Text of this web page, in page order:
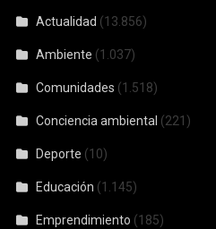
Actualidad (13.856)
Ambiente (1.037)
Comunidades (1.518)
Conciencia ambiental (221)
Deporte (10)
Educación (1.145)
Emprendimiento (185)